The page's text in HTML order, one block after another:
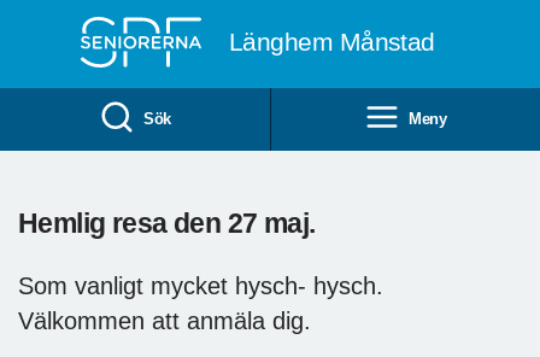
Länghem Månstad
Sök Meny
Hemlig resa den 27 maj.
Som vanligt mycket hysch- hysch.
Välkommen att anmäla dig.